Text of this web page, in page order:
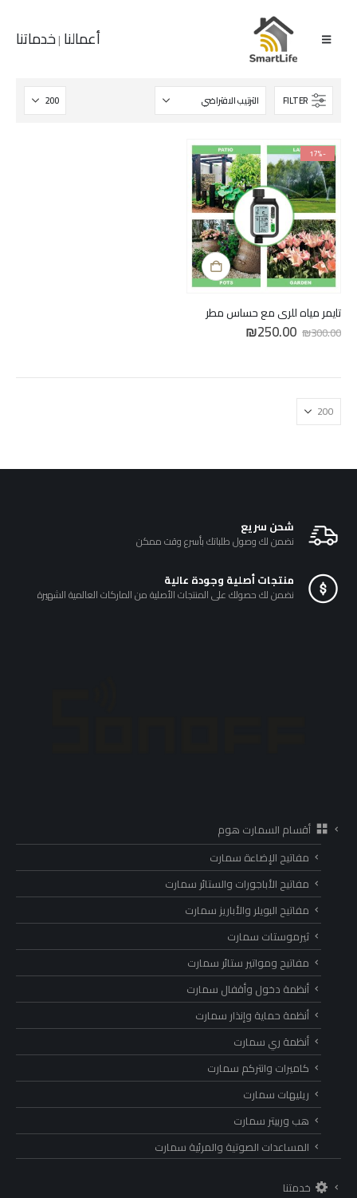
أعمالنا |خدماتنا
FILTER
-17%
تايمر مياه للري مع حساس مطر
₪300.00 السعر
الأصلي₪250.00 السعر
الحالي
شحن سريع
نضمن لك وصول طلباتك بأسرع وقت ممكن
منتجات أصلية وجودة عالية
نضمن لك حصولك على المنتجات الأصلية من الماركات العالمية الشهيرة
أقسام السمارت هوم
مفاتيح الإضاءة سمارت
مفاتيح الأباجورات والستائر سمارت
مفاتيح البويلر والأباريز سمارت
ثيرموستات سمارت
مفاتيح ومواتير ستائر سمارت
أنظمة دخول وأقفال سمارت
أنظمة حماية وإنذار سمارت
أنظمة ري سمارت
كاميرات وانتركم سمارت
ريليهات سمارت
هب وربيتر سمارت
المساعدات الصوتية والمرئية سمارت
خدمتنا